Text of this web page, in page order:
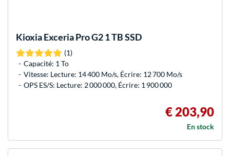
KioxiaExceria Pro G2 1 TB SSD
(1)
Capacité: 1 To
Vitesse: Lecture: 14 400 Mo/s, Écrire: 12 700 Mo/s
OPS ES/S: Lecture: 2 000 000, Écrire: 1 900 000
€ 203,90
En stock